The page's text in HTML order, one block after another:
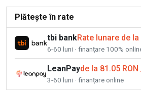
Plătește în rate
tbi bankRate lunare de la
6-60 luni · finanțare 100%
LeanPayde la 81.05
3-60 luni · finanțare online